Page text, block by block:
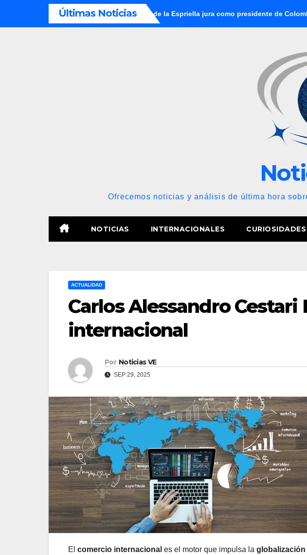
Últimas Noticias
Abelardo de la Espriella jura como presidente de Colombia para el
Ofrecemos noticias y análisis de última hora
NOTICIAS INTERNACIONALES CURIOSIDADES
ACTUALIDAD
Carlos Alessandro Cestari
internacional
Por Noticias VE
SEP 29, 2025
El comercio internacional es el motor que impulsa la globalización